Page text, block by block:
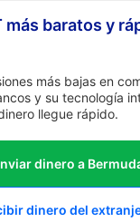
más baratos y
más bajas en
y su tecnología
llegue rápido.
dinero a
dinero del